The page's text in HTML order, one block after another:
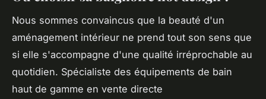
Nous sommes convaincus que la beauté d'un
aménagement intérieur ne prend tout son sens que
si elle s'accompagne d'une qualité irréprochable au
quotidien. Spécialiste des équipements de bain
haut de gamme en vente directe